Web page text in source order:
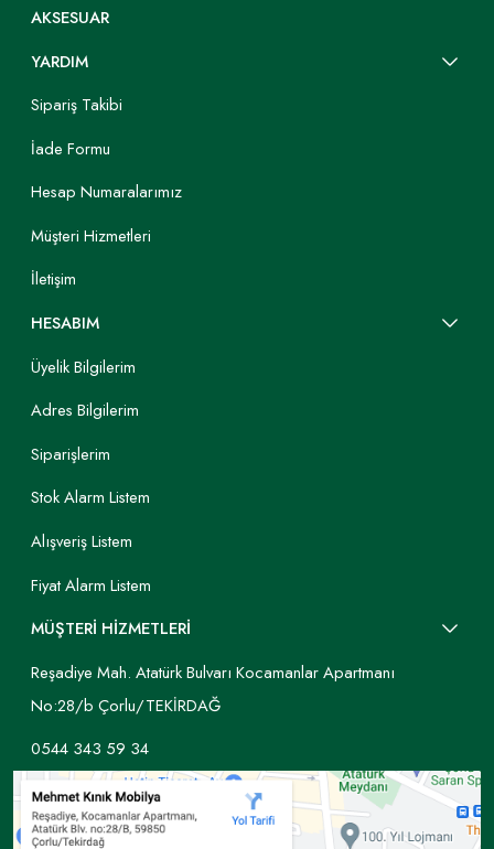
AKSESUAR
YARDIM
Sipariş Takibi
İade Formu
Hesap Numaralarımız
Müşteri Hizmetleri
İletişim
HESABIM
Üyelik Bilgilerim
Adres Bilgilerim
Siparişlerim
Stok Alarm Listem
Alışveriş Listem
Fiyat Alarm Listem
MÜŞTERİ HİZMETLERİ
Reşadiye Mah. Atatürk Bulvarı Kocamanlar Apartmanı
No:28/b Çorlu/TEKİRDAĞ
0544 343 59 34